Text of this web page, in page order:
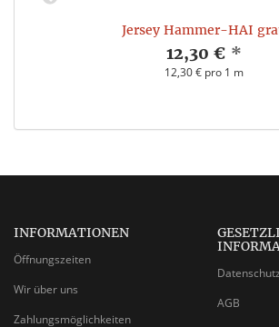
Jersey Hammer-HAI
12,30 € *
12,30 € pro 1 m
INFORMATIONEN
Öffnungszeiten
Wir über uns
Zahlungsmöglichkeiten
Datenschutz
AGB